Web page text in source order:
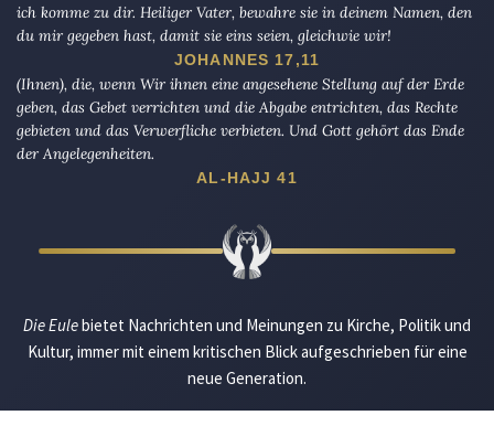
ich komme zu dir. Heiliger Vater, bewahre sie in deinem Namen, den
du mir gegeben hast, damit sie eins seien, gleichwie wir!
JOHANNES 17,11
(Ihnen), die, wenn Wir ihnen eine angesehene Stellung auf der Erde
geben, das Gebet verrichten und die Abgabe entrichten, das Rechte
gebieten und das Verwerfliche verbieten. Und Gott gehört das Ende
der Angelegenheiten.
AL-HAJJ 41
Die Eulebietet Nachrichten und Meinungen zu Kirche, Politik und
Kultur, immer mit einem kritischen Blick aufgeschrieben für eine
neue Generation.